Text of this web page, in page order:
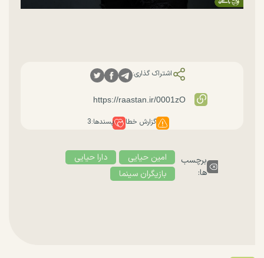
اشتراک گذاری:
گزارش خطا پسندها:3
برچسب
ها:
امین حیایی
دارا حیایی
بازیگران سینما